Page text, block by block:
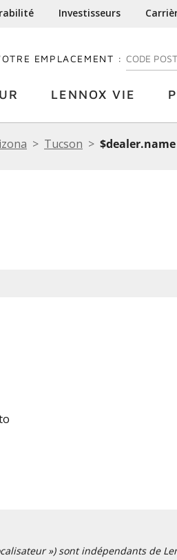
Investisseurs
EMPLACEMENT : ENTREZ
LENNOX VIE
Tucson $dealer.name
») sont indépendants de